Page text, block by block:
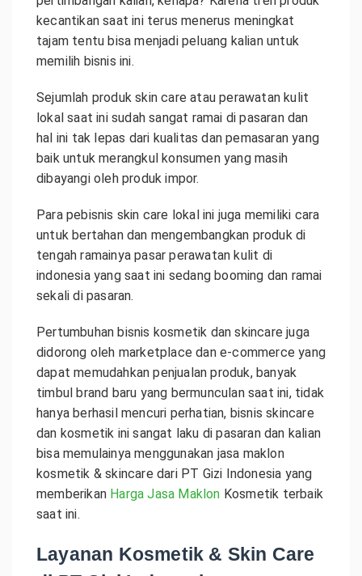
kecantikan saat ini terus menerus meningkat
tajam tentu bisa menjadi peluang kalian untuk
memilih bisnis ini.
Sejumlah produk skin care atau perawatan kulit
lokal saat ini sudah sangat ramai di pasaran dan
hal ini tak lepas dari kualitas dan pemasaran yang
baik untuk merangkul konsumen yang masih
dibayangi oleh produk impor.
Para pebisnis skin care lokal ini juga memiliki cara
untuk bertahan dan mengembangkan produk di
tengah ramainya pasar perawatan kulit di
indonesia yang saat ini sedang booming dan ramai
sekali di pasaran.
Pertumbuhan bisnis kosmetik dan skincare juga
didorong oleh marketplace dan e-commerce yang
dapat memudahkan penjualan produk, banyak
timbul brand baru yang bermunculan saat ini, tidak
hanya berhasil mencuri perhatian, bisnis skincare
dan kosmetik ini sangat laku di pasaran dan kalian
bisa memulainya menggunakan jasa maklon
kosmetik & skincare dari PT Gizi Indonesia yang
memberikan Harga Jasa Maklon Kosmetik terbaik
saat ini.
Layanan Kosmetik & Skin Care